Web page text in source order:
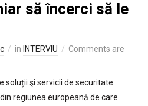
să încerci să le
in INTERVIU
Comments are
soluții şi servicii de securitate
regiunea europeană de care